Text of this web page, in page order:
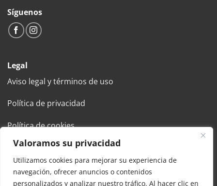
Valoramos su privacidad
Utilizamos cookies para mejorar su experiencia de
navegación, ofrecer anuncios o contenidos
personalizados y analizar nuestro tráfico. Al hacer clic en
Síguenos
Legal
Aviso legal y términos de uso
Política de privacidad
Política de cookies
Condiciones generales de venta